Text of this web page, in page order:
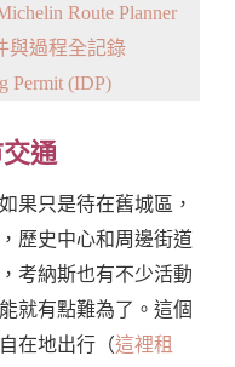
Route Planner
與過程全記錄
Permit (IDP)
通
果只是待在舊城區，
歷史中心和周邊街道
考納斯也有不少活動
就有點難為了。這個
在地出行（這裡租